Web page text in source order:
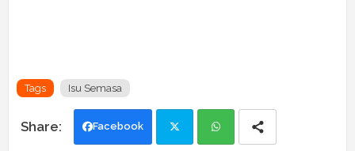
Tags Isu Semasa
Facebook